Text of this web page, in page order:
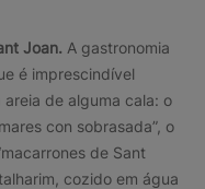
Joan. A gastronomia
é imprescindível
de alguma cala: o
con sobrasada”, o
de Sant
cozido em água